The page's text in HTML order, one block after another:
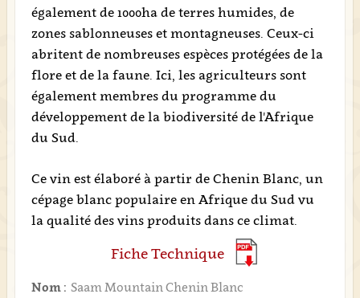
également de 1000ha de terres humides, de
zones sablonneuses et montagneuses. Ceux-ci
abritent de nombreuses espèces protégées de la
flore et de la faune. Ici, les agriculteurs sont
également membres du programme du
développement de la biodiversité de l'Afrique
du Sud.
Ce vin est élaboré à partir de Chenin Blanc, un
cépage blanc populaire en Afrique du Sud vu
la qualité des vins produits dans ce climat.
Fiche Technique
Nom : Saam Mountain Chenin Blanc